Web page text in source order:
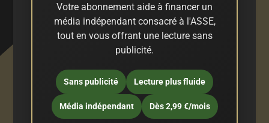
Votre abonnement aide à financer un
média indépendant consacré à l'ASSE,
tout en vous offrant une lecture sans
publicité.
Sans publicité Lecture plus fluide
Média indépendant Dès 2,99 €/mois